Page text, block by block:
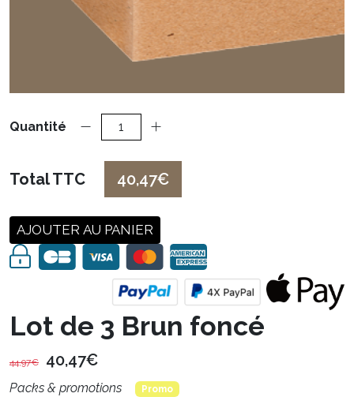
Lot de 3 Brun foncé
44,97€ 40,47€
Packs & promotions Promo
Quantité
Total TTC 40,47€
AJOUTER AU PANIER